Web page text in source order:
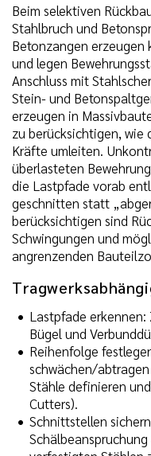
Beim selektiven
Stahlbruch und
Betonzangen
und legen
Anschluss mit
Stein- und
erzeugen in
zu berücksichtigen, wie
Kräfte umleiten.
überlasteten
die Lastpfade vorab
geschnitten statt
berücksichtigen sind
Schwingungen und
angrenzenden
Lastpfade
Bügel und
Reihenfolge
schwächen/
Stähle definieren
Cutters).
Schnittstellen